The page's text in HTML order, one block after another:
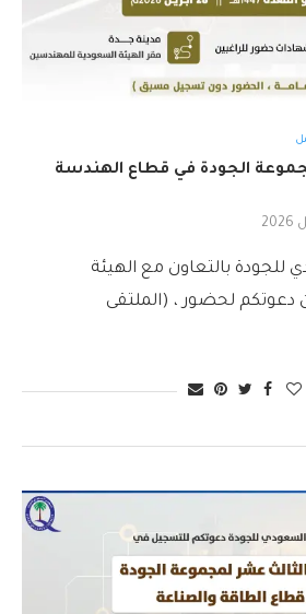
الجودة في قطاع الهندسة
بالتعاون مع الهيئة
لحضور ، (الملتقى